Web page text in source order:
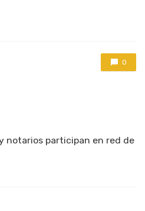
0
notarios participan en red de